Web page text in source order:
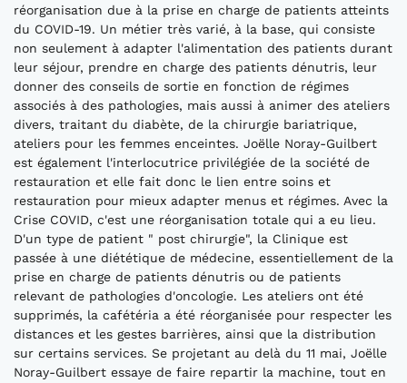
réorganisation due à la prise en charge de patients atteints
du COVID-19. Un métier très varié, à la base, qui consiste
non seulement à adapter l'alimentation des patients durant
leur séjour, prendre en charge des patients dénutris, leur
donner des conseils de sortie en fonction de régimes
associés à des pathologies, mais aussi à animer des ateliers
divers, traitant du diabète, de la chirurgie bariatrique,
ateliers pour les femmes enceintes. Joëlle Noray-Guilbert
est également l'interlocutrice privilégiée de la société de
restauration et elle fait donc le lien entre soins et
restauration pour mieux adapter menus et régimes. Avec la
Crise COVID, c'est une réorganisation totale qui a eu lieu.
D'un type de patient " post chirurgie", la Clinique est
passée à une diététique de médecine, essentiellement de la
prise en charge de patients dénutris ou de patients
relevant de pathologies d'oncologie. Les ateliers ont été
supprimés, la cafétéria a été réorganisée pour respecter les
distances et les gestes barrières, ainsi que la distribution
sur certains services. Se projetant au delà du 11 mai, Joëlle
Noray-Guilbert essaye de faire repartir la machine, tout en